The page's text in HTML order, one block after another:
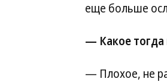
еще больше
— Какое тогда
— Плохое, не